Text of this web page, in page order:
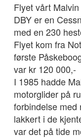
Flyet vårt
DBY er en
med en 230
Flyet kom fra
første
var kr 120 000,-
I 1985 hadde
motorglider på
forbindelse med
lakkert i de
var det på tide